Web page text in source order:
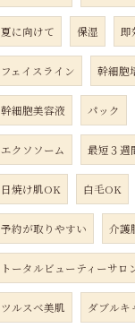
夏に向けて 保湿 即
フェイスライン 幹細胞
幹細胞美容液 パック
エクソソーム 最短３週
日焼け肌OK 白毛OK
予約が取りやすい 介護
トータルビューティーサロ
ツルスベ美肌 ダブルキ